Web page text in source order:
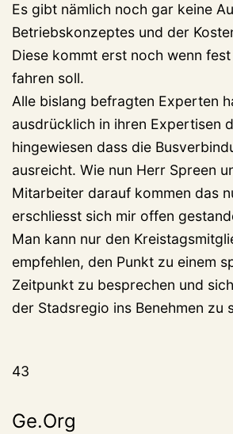
Es gibt nämlich noch gar keine
Betriebskonzeptes und der
Diese kommt erst noch wenn
fahren soll.
Alle bislang befragten Experten
ausdrücklich in ihren Expertisen
hingewiesen dass die
ausreicht. Wie nun Herr Spreen
Mitarbeiter darauf kommen das
erschliesst sich mir offen
Man kann nur den
empfehlen, den Punkt zu einem
Zeitpunkt zu besprechen und
der Stadsregio ins Benehmen zu
43
Ge.Org